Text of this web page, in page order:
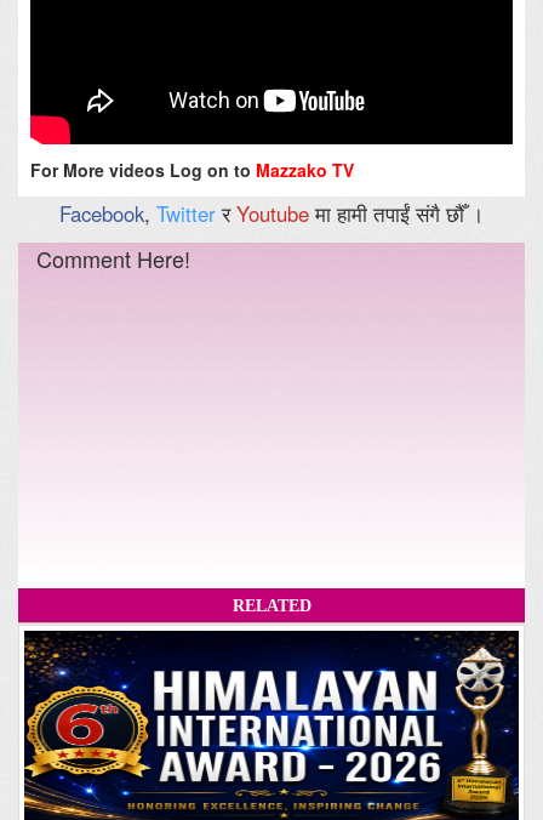
For More videos Log on to Mazzako TV
Facebook, TwitterरYoutubeमा हामी तपाईं संगै छौँ ।
Comment Here!
RELATED